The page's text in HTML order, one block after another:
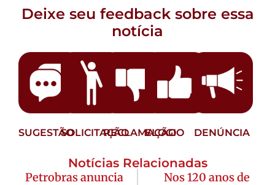
Deixe seu feedback sobre essa
notícia
SUGESTÃOSOLICITAÇÃORECLAMAÇÃO
ELOGIO DENÚNCIA
Notícias Relacionadas
Petrobras anuncia
Nos 120 anos de